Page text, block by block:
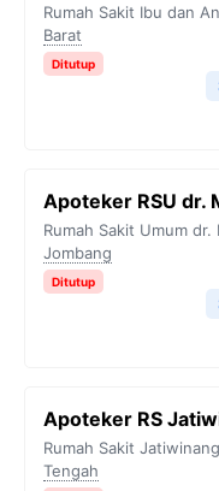
Rumah Sakit Ibu dan
Barat
Ditutup
Apoteker RSU dr.
Rumah Sakit Umum
Jombang
Ditutup
Apoteker RS
Rumah Sakit
Tengah